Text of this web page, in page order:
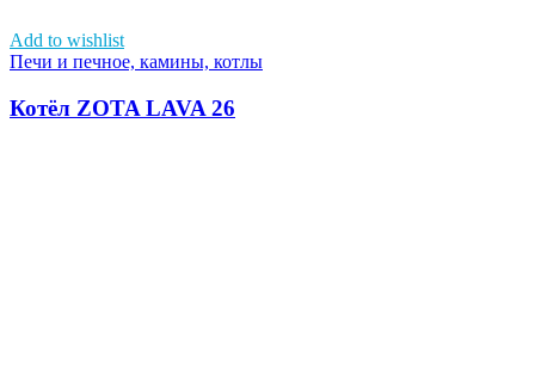
Add to wishlist
Печи и печное, камины, котлы
Котёл ZOTA LAVA 26